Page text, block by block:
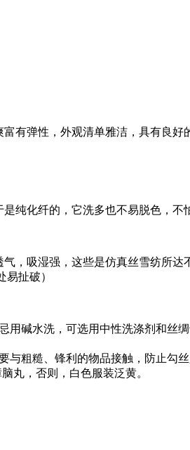
有弹性，外观清单雅洁，具有良好
纯化纤的，它洗多也不易脱色，不
，吸湿强，这些是仿真丝雪纺所
扯破）
用碱水洗，可选用中性洗涤剂和
粗糙、锋利的物品接触，防止勾
丸，否则，白色服装泛黄。